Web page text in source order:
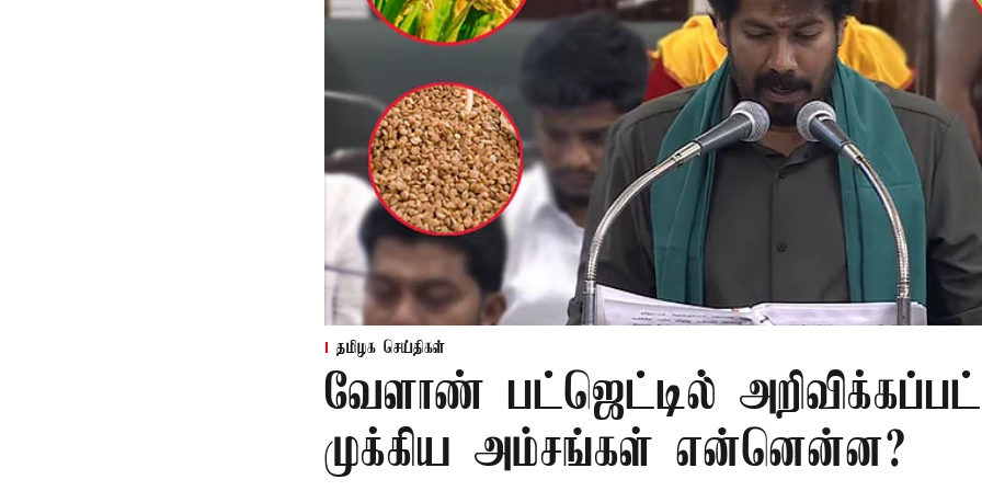
தமிழக செய்திகள்
வேளாண் பட்ஜெட்டில்
முக்கிய அம்சங்கள் என்னென்ன?